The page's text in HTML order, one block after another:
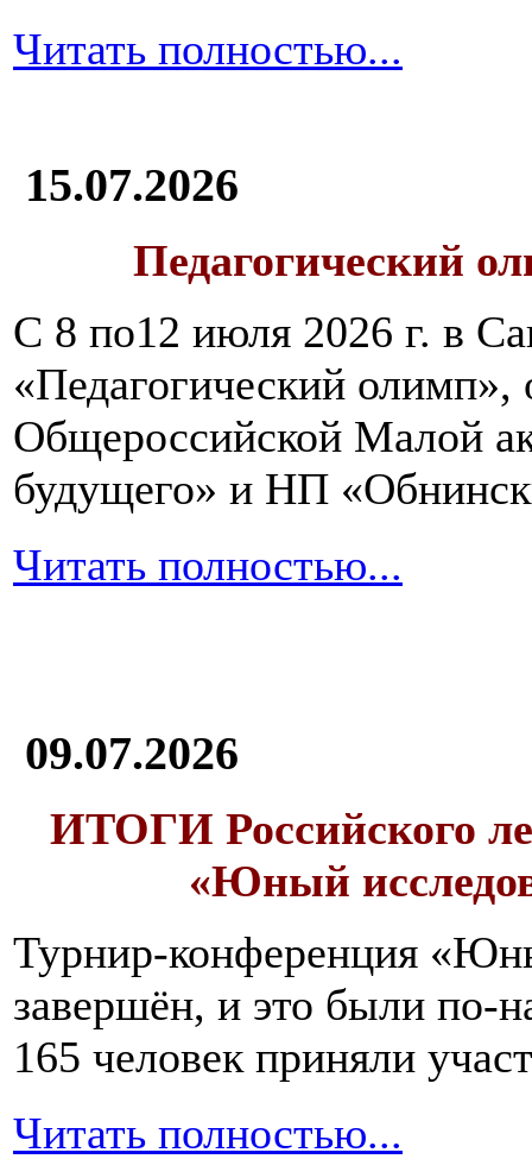
Читать полностью...
15.07.2026
Педагогический
С 8 по12 июля 2026 г. в
«Педагогический олимп»,
Общероссийской Малой
будущего» и НП
Читать полностью...
09.07.2026
ИТОГИ Российского
«Юный
Турнир-конференция
завершён, и это были по-
165 человек приняли
Читать полностью...